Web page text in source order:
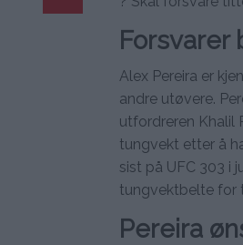
Forsvarer
Alex Pereira er
andre utøvere.
utfordreren Khalil
tungvekt etter å
sist på UFC 303 i
tungvektbelte for
Pereira